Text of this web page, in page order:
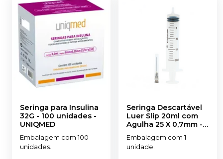
Seringa para Insulina
32G - 100 unidades -
UNIQMED
Embalagem com 100
unidades.
Seringa Descartável
Luer Slip 20ml com
Agulha 25 X 0,7mm -
DESCARPACK
Embalagem com 1
unidade.